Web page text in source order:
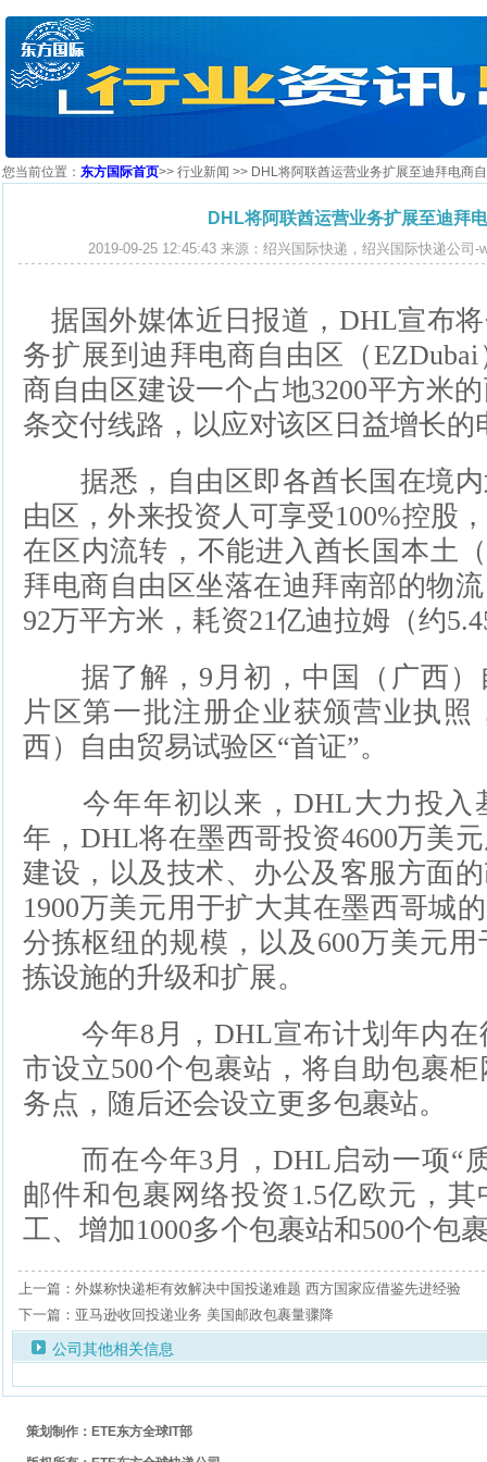
您当前位置： 东方国际首页>> 行业新闻 >> DHL将阿联酋运营业务扩展至迪拜电商
DHL将阿联酋运营业务扩展至迪拜
2019-09-25 12:45:43 来源：绍兴国际快递，绍兴国际快递公司-
据国外媒体近日报道，DHL宣布
务扩展到迪拜电商自由区（
商自由区建设一个占地3200平方米
条交付线路，以应对该区日益增长的
据悉，自由区即各酋长国在境内
由区，外来投资人可享受100%控股
在区内流转，不能进入酋长国本土
拜电商自由区坐落在迪拜南部的物
92万平方米，耗资21亿迪拉姆（约
据了解，9月初，中国（广西）
片区第一批注册企业获颁营业执照
西）自由贸易试验区“首证”。
今年年初以来，DHL大力投入
年，DHL将在墨西哥投资4600万美
建设，以及技术、办公及客服方面
1900万美元用于扩大其在墨西哥城
分拣枢纽的规模，以及600万美元
拣设施的升级和扩展。
今年8月，DHL宣布计划年内在
市设立500个包裹站，将自助包裹
务点，随后还会设立更多包裹站。
而在今年3月，DHL启动一项“
邮件和包裹网络投资1.5亿欧元，其
工、增加1000多个包裹站和500个包
上一篇：外媒称快递柜有效解决中国投递难题 西方国家应借鉴先进经验
下一篇：亚马逊收回投递业务 美国邮政包裹量骤降
公司其他相关信息
策划制作：ETE东方全球IT部